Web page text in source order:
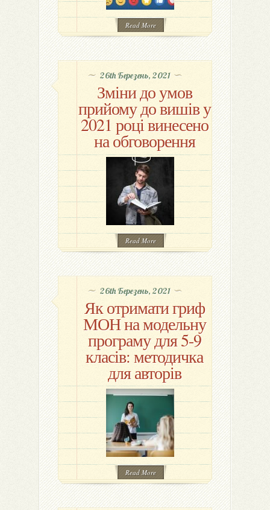
Read More
26th Березень, 2021
Зміни до умов
прийому до вишів у
2021 році винесено
на обговорення
Read More
26th Березень, 2021
Як отримати гриф
МОН на модельну
програму для 5-9
класів: методичка
для авторів
Read More